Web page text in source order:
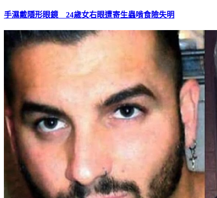
手濕戴隱形眼鏡 24歲女右眼遭寄生蟲啃食險失明